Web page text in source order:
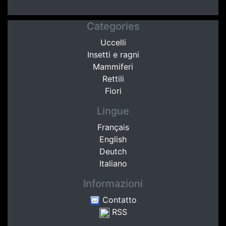
Categories
Uccelli
Insetti e ragni
Mammiferi
Rettili
Fiori
Lingue
Français
English
Deutch
Italiano
Informazioni
Contatto
RSS